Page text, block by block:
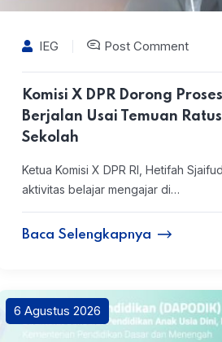
IEG Post Comment
Komisi X DPR Dorong
Berjalan Usai Temuan
Sekolah
Ketua Komisi X DPR RI, Hetifah
aktivitas belajar mengajar di…
Baca Selengkapnya
6 Agustus 2026